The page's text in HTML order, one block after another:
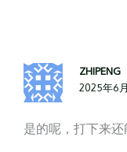
ZHIPENG
2025年6
是的呢，打下来